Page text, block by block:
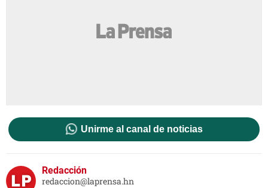
Unirme al canal de noticias
Redacción
redaccion@laprensa.hn